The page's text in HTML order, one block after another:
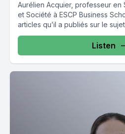
Aurélien Acquier, professeur en
et Société à ESCP Business
articles qu’il a publiés sur le
Listen